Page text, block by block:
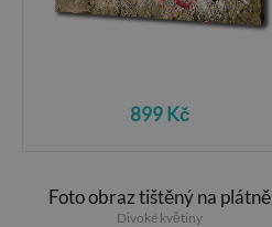
899 Kč
Foto obraz tištěný na plátně
Divoké květiny